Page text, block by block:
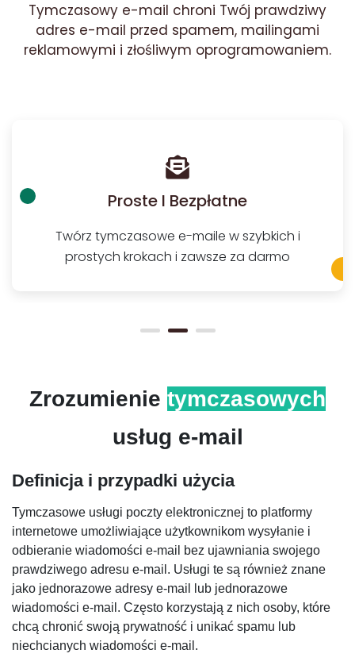
Tymczasowy e-mail chroni Twój prawdziwy
adres e-mail przed spamem, mailingami
reklamowymi i złośliwym oprogramowaniem.
Proste I Bezpłatne
Twórz tymczasowe e-maile w szybkich i
prostych krokach i zawsze za darmo
Zrozumienie tymczasowych
usług e-mail
Definicja i przypadki użycia
Tymczasowe usługi poczty elektronicznej to platformy
internetowe umożliwiające użytkownikom wysyłanie i
odbieranie wiadomości e-mail bez ujawniania swojego
prawdziwego adresu e-mail. Usługi te są również znane
jako jednorazowe adresy e-mail lub jednorazowe
wiadomości e-mail. Często korzystają z nich osoby, które
chcą chronić swoją prywatność i unikać spamu lub
niechcianych wiadomości e-mail.